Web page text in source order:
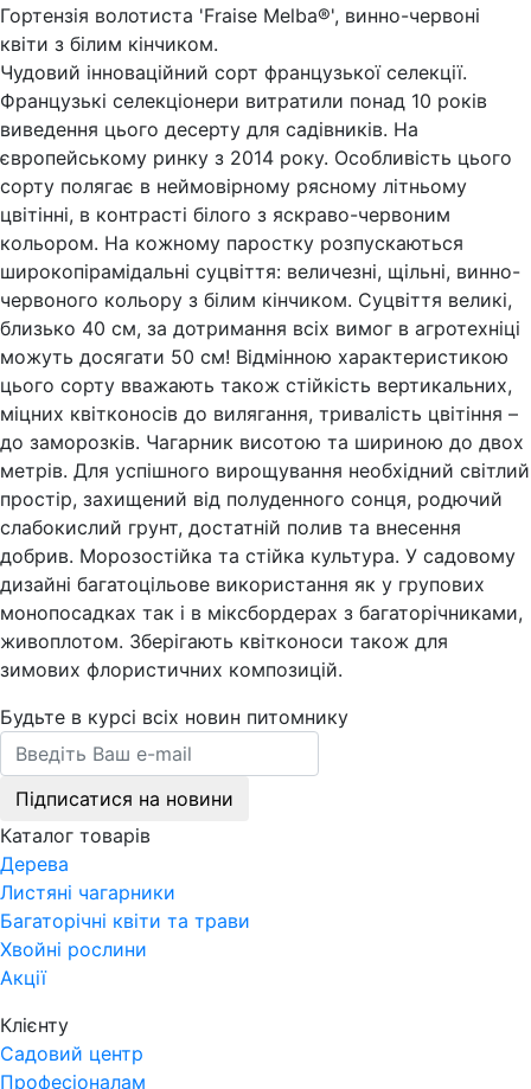
Гортензія волотиста 'Fraise Melba®', винно-червоні
квіти з білим кінчиком.
Чудовий інноваційний сорт французької селекції.
Французькі селекціонери витратили понад 10 років
виведення цього десерту для садівників. На
європейському ринку з 2014 року. Особливість цього
сорту полягає в неймовірному рясному літньому
цвітінні, в контрасті білого з яскраво-червоним
кольором. На кожному паростку розпускаються
широкопірамідальні суцвіття: величезні, щільні, винно-
червоного кольору з білим кінчиком. Суцвіття великі,
близько 40 см, за дотримання всіх вимог в агротехніці
можуть досягати 50 см! Відмінною характеристикою
цього сорту вважають також стійкість вертикальних,
міцних квітконосів до вилягання, тривалість цвітіння –
до заморозків. Чагарник висотою та шириною до двох
метрів. Для успішного вирощування необхідний світлий
простір, захищений від полуденного сонця, родючий
слабокислий грунт, достатній полив та внесення
добрив. Морозостійка та стійка культура. У садовому
дизайні багатоцільове використання як у групових
монопосадках так і в міксбордерах з багаторічниками,
живоплотом. Зберігають квітконоси також для
зимових флористичних композицій.
Будьте в курсі всіх новин питомнику
Підписатися на новини
Каталог товарів
Дерева
Листяні чагарники
Багаторічні квіти та трави
Хвойні рослини
Акції
Клієнту
Садовий центр
Професіоналам